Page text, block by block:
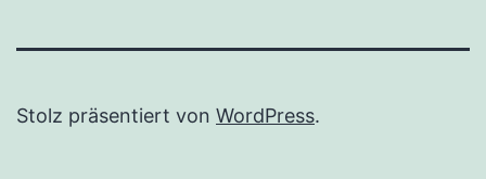
Stolz präsentiert von WordPress.